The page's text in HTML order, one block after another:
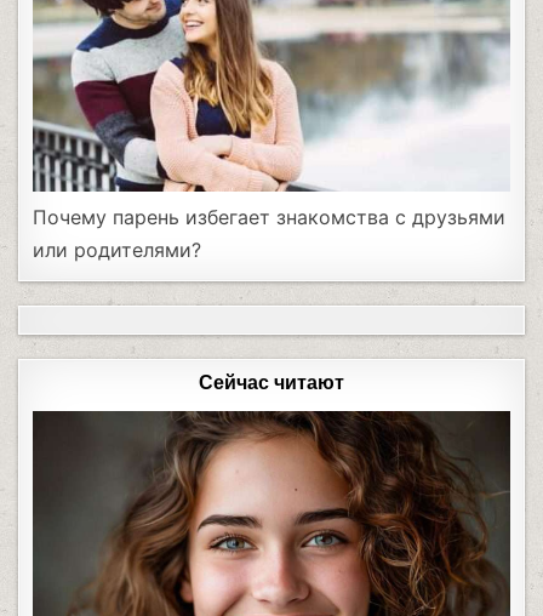
Почему парень избегает знакомства с друзьями
или родителями?
Сейчас читают